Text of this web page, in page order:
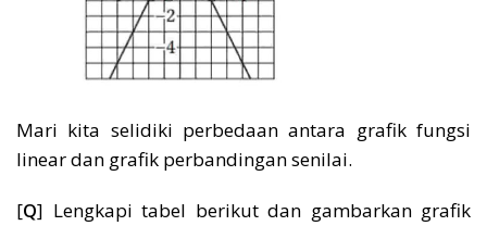
Mari kita selidiki perbedaan antara grafik fungsi
linear dan grafik perbandingan senilai.
[Q] Lengkapi tabel berikut dan gambarkan grafik